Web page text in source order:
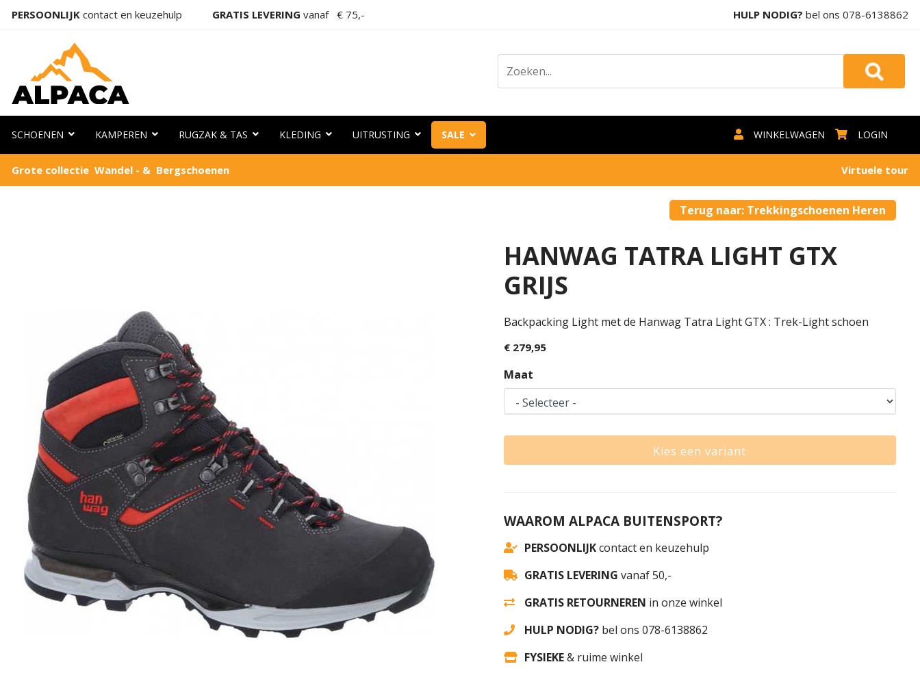
PERSOONLIJK contact en keuzehulp GRATIS LEVERING vanaf € 75,- HULP NODIG? bel ons 078-6138862
SCHOENEN KAMPEREN RUGZAK & TAS KLEDING UITRUSTING SALE LOGIN
WINKELWAGEN
Grote collectie Wandel - & Bergschoenen Virtuele tour
Terug naar: Trekkingschoenen Heren
HANWAG TATRA LIGHT GTX
GRIJS
Backpacking Light met de Hanwag Tatra Light GTX : Trek-Light schoen
€ 279,95
Maat
Kies een variant
WAAROM ALPACA BUITENSPORT?
PERSOONLIJKcontact en keuzehulp
GRATIS LEVERING vanaf 50,-
GRATIS RETOURNEREN in onze winkel
HULP NODIG?bel ons 078-6138862
FYSIEKE& ruime winkel